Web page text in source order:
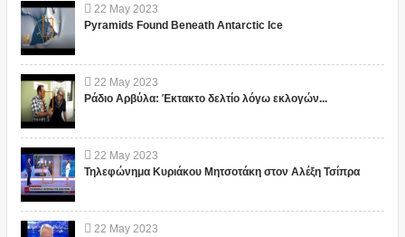
22 May 2023
Pyramids Found Beneath Antarctic Ice
22 May 2023
Ράδιο Αρβύλα: Έκτακτο δελτίο λόγω εκλογών...
22 May 2023
Τηλεφώνημα Κυριάκου Μητσοτάκη στον Αλέξη Τσίπρα
22 May 2023